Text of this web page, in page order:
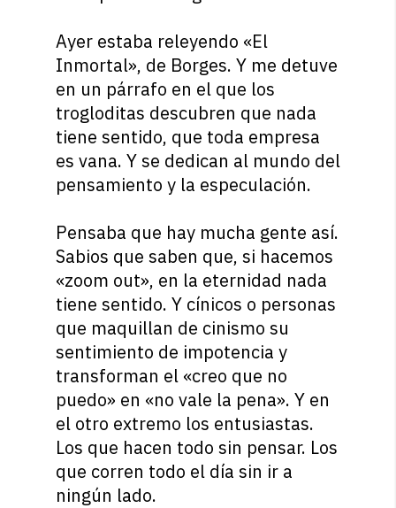
Ayer estaba releyendo «El
Inmortal», de Borges. Y me detuve
en un párrafo en el que los
trogloditas descubren que nada
tiene sentido, que toda empresa
es vana. Y se dedican al mundo del
pensamiento y la especulación.
Pensaba que hay mucha gente así.
Sabios que saben que, si hacemos
«zoom out», en la eternidad nada
tiene sentido. Y cínicos o personas
que maquillan de cinismo su
sentimiento de impotencia y
transforman el «creo que no
puedo» en «no vale la pena». Y en
el otro extremo los entusiastas.
Los que hacen todo sin pensar. Los
que corren todo el día sin ir a
ningún lado.